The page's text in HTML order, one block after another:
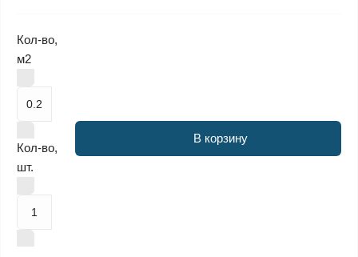
Кол-во,
м2
Кол-во,
шт.
В корзину